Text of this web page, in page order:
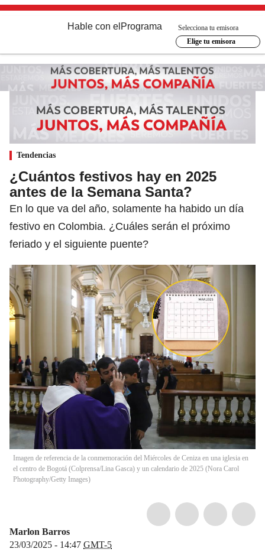
Hable con el Programa
Selecciona tu emisora
Elige tu emisora
Tendencias
¿Cuántos festivos hay en 2025
antes de la Semana Santa?
En lo que va del año, solamente ha habido un día
festivo en Colombia. ¿Cuáles serán el próximo
feriado y el siguiente puente?
Imagen de referencia de la conmemoración del Miércoles de Ceniza en una iglesia en
el centro de Bogotá (Colprensa/Lina Gasca) y un calendario de 2025 (Nora Carol
Photography/Getty Images)
Marlon Barros
23/03/2025 - 14:47 GMT-5